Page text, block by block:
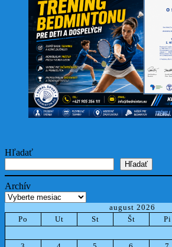
Hľadať
Hľadať
Archív
august 2026
Po
Ut St Št Pi